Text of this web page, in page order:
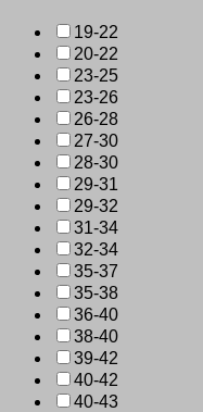
19-22
20-22
23-25
23-26
26-28
27-30
28-30
29-31
29-32
31-34
32-34
35-37
35-38
36-40
38-40
39-42
40-42
40-43